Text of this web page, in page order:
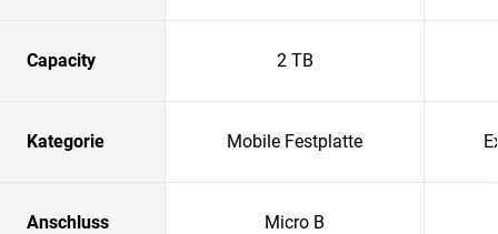
Capacity 2 TB
Kategorie Mobile Festplatte
Anschluss Micro B